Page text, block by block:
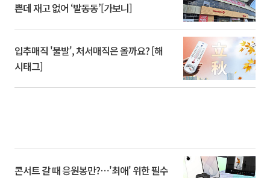
쁜데 재고 없어 ‘발동동’[가보니]
입추매직 '불발', 처서매직은 올까요? [해
시태그]
콘서트 갈 때 응원봉만?⋯'최애' 위한 필수